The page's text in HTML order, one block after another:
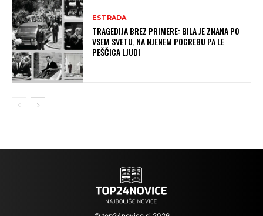
ESTRADA
TRAGEDIJA BREZ PRIMERE: BILA JE ZNANA PO
VSEM SVETU, NA NJENEM POGREBU PA LE
PEŠČICA LJUDI